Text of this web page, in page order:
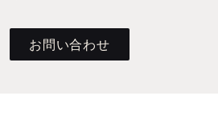
お問い合わせ